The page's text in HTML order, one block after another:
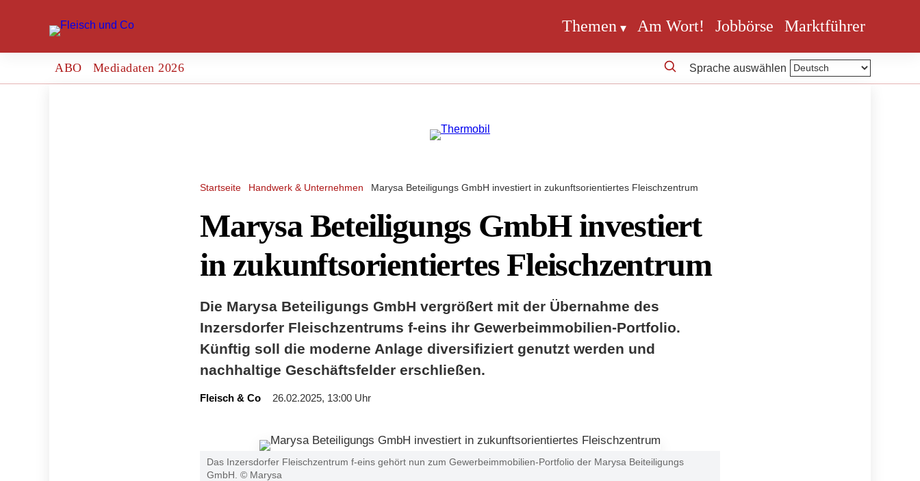
Themen Am Wort! Jobbörse Marktführer
ABO Mediadaten 2026 Sprache auswählen
Startseite Handwerk & Unternehmen Marysa Beteiligungs GmbH investiert in zukunftsorientiertes Fleischzentrum
Marysa Beteiligungs GmbH investiert
in zukunftsorientiertes Fleischzentrum
Die Marysa Beteiligungs GmbH vergrößert mit der Übernahme des
Inzersdorfer Fleischzentrums f-eins ihr Gewerbeimmobilien-Portfolio.
Künftig soll die moderne Anlage diversifiziert genutzt werden und
nachhaltige Geschäftsfelder erschließen.
Fleisch & Co 26.02.2025, 13:00 Uhr
Das Inzersdorfer Fleischzentrum f-eins gehört nun zum Gewerbeimmobilien-Portfolio der Marysa Beiteiligungs
GmbH. © Marysa